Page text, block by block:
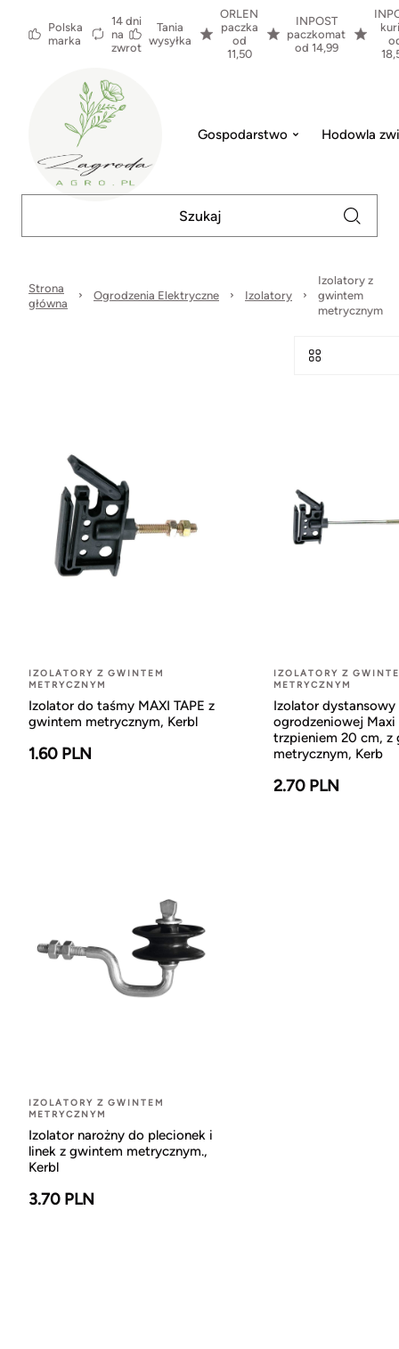
Polska
marka
14 dni
na
zwrot
Tania
wysyłka
ORLEN
paczka
od
11,50
INPOST
paczkomat
od 14,99
Gospodarstwo Hodowla
Strona
główna
Ogrodzenia Elektryczne Izolatory
Izolatory z
gwintem
metrycznym
IZOLATORY Z GWINTEM
METRYCZNYM
Izolator do taśmy MAXI TAPE z
gwintem metrycznym, Kerbl
1.60 PLN
IZOLATORY Z
METRYCZNYM
Izolator
ogrodzeniowej Maxi
trzpieniem 20 cm, z
metrycznym, Kerb
2.70 PLN
IZOLATORY Z GWINTEM
METRYCZNYM
Izolator narożny do plecionek i
linek z gwintem metrycznym.,
Kerbl
3.70 PLN